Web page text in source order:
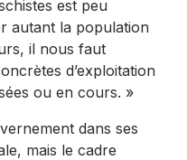
est peu
autant la population
il nous faut
d’exploitation
ou en cours. »
dans ses
mais le cadre